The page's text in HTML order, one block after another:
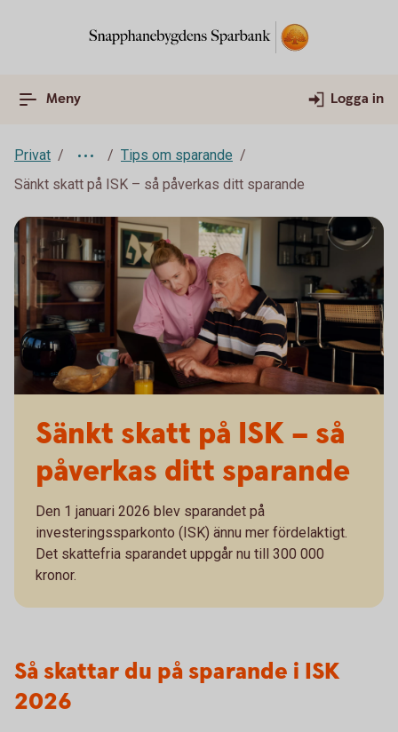
Meny Logga in
Privat
Tips om sparande
Sänkt skatt på ISK – så påverkas ditt sparande
Sänkt skatt på ISK – så
påverkas ditt sparande
Den 1 januari 2026 blev sparandet på
investeringssparkonto (ISK) ännu mer fördelaktigt.
Det skattefria sparandet uppgår nu till 300 000
kronor.
Så skattar du på sparande i ISK
2026